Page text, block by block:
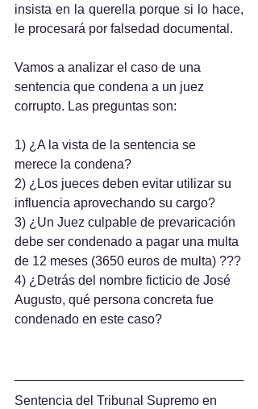
insista en la querella porque si lo hace,
le procesará por falsedad documental.
Vamos a analizar el caso de una
sentencia que condena a un juez
corrupto. Las preguntas son:
1) ¿A la vista de la sentencia se
merece la condena?
2) ¿Los jueces deben evitar utilizar su
influencia aprovechando su cargo?
3) ¿Un Juez culpable de prevaricación
debe ser condenado a pagar una multa
de 12 meses (3650 euros de multa) ???
4) ¿Detrás del nombre ficticio de José
Augusto, qué persona concreta fue
condenado en este caso?
Sentencia del Tribunal Supremo en